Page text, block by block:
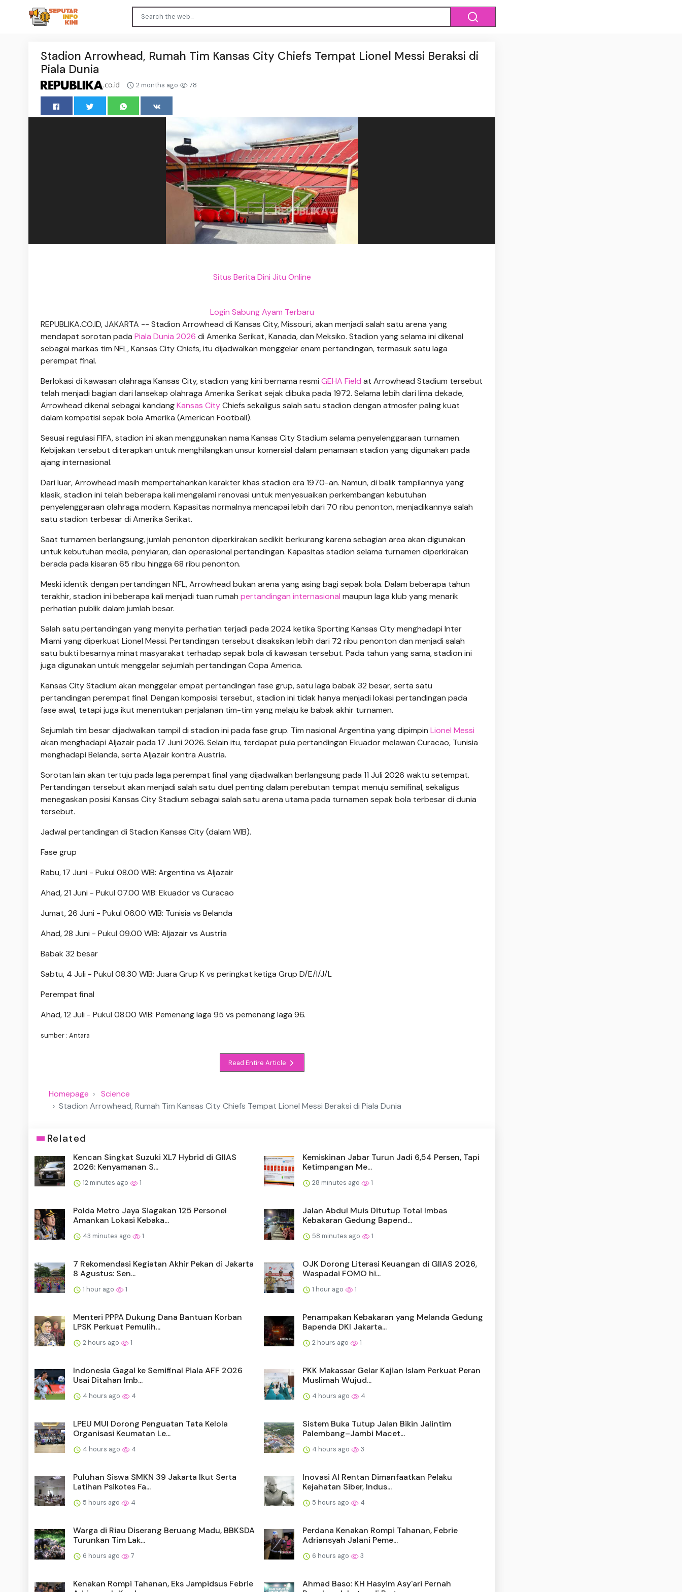
Stadion Arrowhead, Rumah Tim Kansas City Chiefs Tempat Lionel Messi Beraksi di
Piala Dunia
2 months ago 78
Situs Berita Dini Jitu Online
Login Sabung Ayam Terbaru
REPUBLIKA.CO.ID, JAKARTA -- Stadion Arrowhead di Kansas City, Missouri, akan menjadi salah satu arena yang
mendapat sorotan pada Piala Dunia 2026 di Amerika Serikat, Kanada, dan Meksiko. Stadion yang selama ini dikenal
sebagai markas tim NFL, Kansas City Chiefs, itu dijadwalkan menggelar enam pertandingan, termasuk satu laga
perempat final.
Berlokasi di kawasan olahraga Kansas City, stadion yang kini bernama resmi GEHA Field at Arrowhead Stadium tersebut
telah menjadi bagian dari lansekap olahraga Amerika Serikat sejak dibuka pada 1972. Selama lebih dari lima dekade,
Arrowhead dikenal sebagai kandangKansas CityChiefs sekaligus salah satu stadion dengan atmosfer paling kuat
dalam kompetisi sepak bola Amerika (American Football).
Sesuai regulasi FIFA, stadion ini akan menggunakan nama Kansas City Stadium selama penyelenggaraan turnamen.
Kebijakan tersebut diterapkan untuk menghilangkan unsur komersial dalam penamaan stadion yang digunakan pada
ajang internasional.
Dari luar, Arrowhead masih mempertahankan karakter khas stadion era 1970-an. Namun, di balik tampilannya yang
klasik, stadion ini telah beberapa kali mengalami renovasi untuk menyesuaikan perkembangan kebutuhan
penyelenggaraan olahraga modern. Kapasitas normalnya mencapai lebih dari 70 ribu penonton, menjadikannya salah
satu stadion terbesar di Amerika Serikat.
Saat turnamen berlangsung, jumlah penonton diperkirakan sedikit berkurang karena sebagian area akan digunakan
untuk kebutuhan media, penyiaran, dan operasional pertandingan. Kapasitas stadion selama turnamen diperkirakan
berada pada kisaran 65 ribu hingga 68 ribu penonton.
Meski identik dengan pertandingan NFL, Arrowhead bukan arena yang asing bagi sepak bola. Dalam beberapa tahun
terakhir, stadion ini beberapa kali menjadi tuan rumah pertandingan internasional maupun laga klub yang menarik
perhatian publik dalam jumlah besar.
Salah satu pertandingan yang menyita perhatian terjadi pada 2024 ketika Sporting Kansas City menghadapi Inter
Miami yang diperkuat Lionel Messi. Pertandingan tersebut disaksikan lebih dari 72 ribu penonton dan menjadi salah
satu bukti besarnya minat masyarakat terhadap sepak bola di kawasan tersebut. Pada tahun yang sama, stadion ini
juga digunakan untuk menggelar sejumlah pertandingan Copa America.
Kansas City Stadium akan menggelar empat pertandingan fase grup, satu laga babak 32 besar, serta satu
pertandingan perempat final. Dengan komposisi tersebut, stadion ini tidak hanya menjadi lokasi pertandingan pada
fase awal, tetapi juga ikut menentukan perjalanan tim-tim yang melaju ke babak akhir turnamen.
Sejumlah tim besar dijadwalkan tampil di stadion ini pada fase grup. Tim nasional Argentina yang dipimpin Lionel Messi
akan menghadapi Aljazair pada 17 Juni 2026. Selain itu, terdapat pula pertandingan Ekuador melawan Curacao, Tunisia
menghadapi Belanda, serta Aljazair kontra Austria.
Sorotan lain akan tertuju pada laga perempat final yang dijadwalkan berlangsung pada 11 Juli 2026 waktu setempat.
Pertandingan tersebut akan menjadi salah satu duel penting dalam perebutan tempat menuju semifinal, sekaligus
menegaskan posisi Kansas City Stadium sebagai salah satu arena utama pada turnamen sepak bola terbesar di dunia
tersebut.
Jadwal pertandingan di Stadion Kansas City (dalam WIB).
Fase grup
Rabu, 17 Juni - Pukul 08.00 WIB: Argentina vs Aljazair
Ahad, 21 Juni - Pukul 07.00 WIB: Ekuador vs Curacao
Jumat, 26 Juni - Pukul 06.00 WIB: Tunisia vs Belanda
Ahad, 28 Juni - Pukul 09.00 WIB: Aljazair vs Austria
Babak 32 besar
Sabtu, 4 Juli - Pukul 08.30 WIB: Juara Grup K vs peringkat ketiga Grup D/E/I/J/L
Perempat final
Ahad, 12 Juli - Pukul 08.00 WIB: Pemenang laga 95 vs pemenang laga 96.
sumber : Antara
Read Entire Article
Homepage
Science
Stadion Arrowhead, Rumah Tim Kansas City Chiefs Tempat Lionel Messi Beraksi di Piala Dunia
Related
Kencan Singkat Suzuki XL7 Hybrid di GIIAS
2026: Kenyamanan S...
12 minutes ago 1
Kemiskinan Jabar Turun Jadi 6,54 Persen, Tapi
Ketimpangan Me...
28 minutes ago 1
Polda Metro Jaya Siagakan 125 Personel
Amankan Lokasi Kebaka...
43 minutes ago 1
Jalan Abdul Muis Ditutup Total Imbas
Kebakaran Gedung Bapend...
58 minutes ago 1
7 Rekomendasi Kegiatan Akhir Pekan di Jakarta
8 Agustus: Sen...
1 hour ago 1
OJK Dorong Literasi Keuangan di GIIAS 2026,
Waspadai FOMO hi...
1 hour ago 1
Menteri PPPA Dukung Dana Bantuan Korban
LPSK Perkuat Pemulih...
2 hours ago 1
Penampakan Kebakaran yang Melanda Gedung
Bapenda DKI Jakarta...
2 hours ago 1
Indonesia Gagal ke Semifinal Piala AFF 2026
Usai Ditahan Imb...
4 hours ago 4
PKK Makassar Gelar Kajian Islam Perkuat Peran
Muslimah Wujud...
4 hours ago 4
LPEU MUI Dorong Penguatan Tata Kelola
Organisasi Keumatan Le...
4 hours ago 4
Sistem Buka Tutup Jalan Bikin Jalintim
Palembang–Jambi Macet...
4 hours ago 3
Puluhan Siswa SMKN 39 Jakarta Ikut Serta
Latihan Psikotes Fa...
5 hours ago 4
Inovasi AI Rentan Dimanfaatkan Pelaku
Kejahatan Siber, Indus...
5 hours ago 4
Warga di Riau Diserang Beruang Madu, BBKSDA
Turunkan Tim Lak...
6 hours ago 7
Perdana Kenakan Rompi Tahanan, Febrie
Adriansyah Jalani Peme...
6 hours ago 3
Kenakan Rompi Tahanan, Eks Jampidsus Febrie
Ahmad Baso: KH Hasyim Asy'ari Pernah